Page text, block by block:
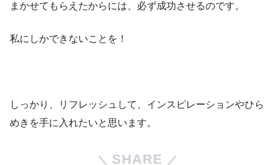
まかせてもらえたからには、必ず成功させるのです。
私にしかできないことを！
しっかり、リフレッシュして、インスピレーションやひら
めきを手に入れたいと思います。
SHARE